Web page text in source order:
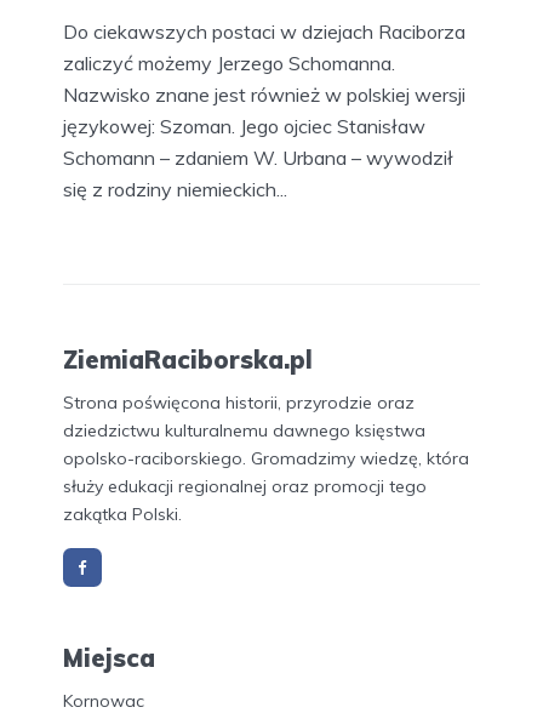
Do ciekawszych postaci w dziejach Raciborza
zaliczyć możemy Jerzego Schomanna.
Nazwisko znane jest również w polskiej wersji
językowej: Szoman. Jego ojciec Stanisław
Schomann – zdaniem W. Urbana – wywodził
się z rodziny niemieckich...
ZiemiaRaciborska.pl
Strona poświęcona historii, przyrodzie oraz
dziedzictwu kulturalnemu dawnego księstwa
opolsko-raciborskiego. Gromadzimy wiedzę, która
służy edukacji regionalnej oraz promocji tego
zakątka Polski.
Miejsca
Kornowac